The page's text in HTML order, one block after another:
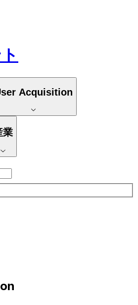
Acquisition
業